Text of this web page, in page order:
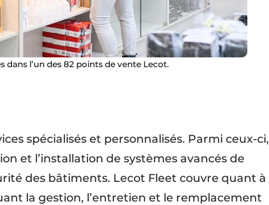
l’un des 82 points de vente Lecot.
spécialisés et personnalisés. Parmi ceux-ci,
et l’installation de systèmes avancés de
des bâtiments. Lecot Fleet couvre quant à
la gestion, l’entretien et le remplacement